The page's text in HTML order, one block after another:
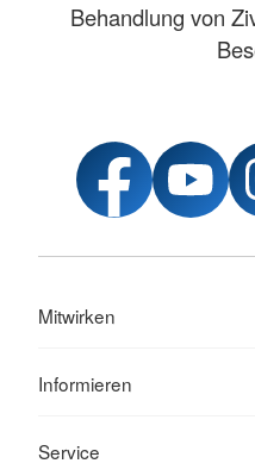
Behandlung von
Mitwirken
Informieren
Service